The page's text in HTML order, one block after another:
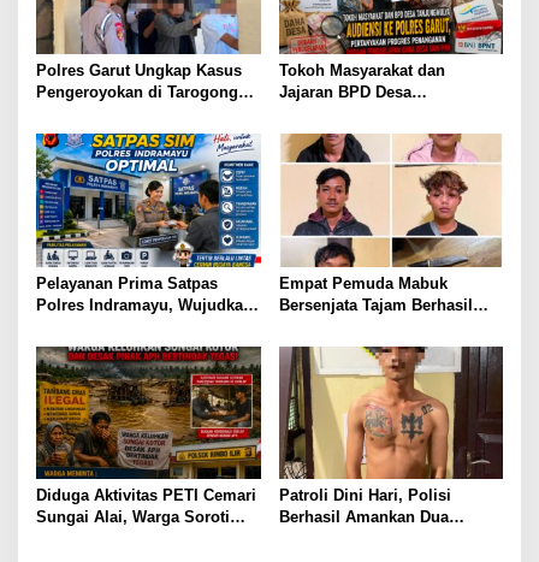
Polres Garut Ungkap Kasus
Pengeroyokan di Tarogong
Berhasil Diamankan
Tokoh Masyarakat dan
Jajaran BPD Desa
Surat Audiensi ke Polres
Garut, Pertanyakan Progres
Penanganan Dugaan
Penggelapan Dana Desa dan
Program PKH
Pelayanan Prima Satpas
Polres Indramayu, Wujudkan
dan Terpercaya
Empat Pemuda Mabuk
Bersenjata Tajam Berhasil
Dini Hari
Diduga Aktivitas PETI Cemari
Sungai Alai, Warga Soroti
Patroli Dini Hari, Polisi
Berhasil Amankan Dua